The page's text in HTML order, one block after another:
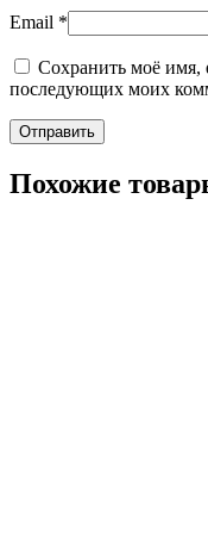
Email *
Сохранить моё имя,
последующих моих
Похожие